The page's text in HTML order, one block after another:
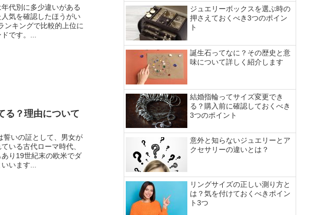
代別に多少違いがある
気を確認したほうがい
ンキングで比較的上位に
です。...
る？理由について
誓いの証として、男女が
いる古代ローマ時代、
り19世紀末の欧米でダ
います...
ジュエリーボックスを選ぶ時の
押さえておくべき3つのポイン
ト
誕生石ってなに？その歴史と意
味について詳しく紹介します
結婚指輪ってサイズ変更でき
る？購入前に確認しておくべき
3つのポイント
意外と知らないジュエリーとア
クセサリーの違いとは？
リングサイズの正しい測り方と
は？気を付けておくべきポイン
ト3つ